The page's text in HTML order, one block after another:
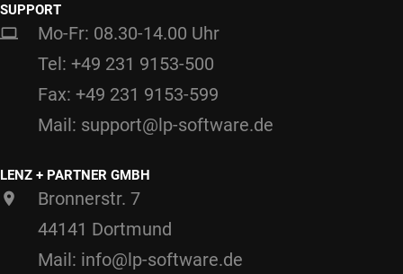
SUPPORT
Mo-Fr: 08.30-14.00 Uhr
Tel: +49 231 9153-500
Fax: +49 231 9153-599
Mail: support@lp-software.de
LENZ + PARTNER GMBH
Bronnerstr. 7
44141 Dortmund
Mail: info@lp-software.de